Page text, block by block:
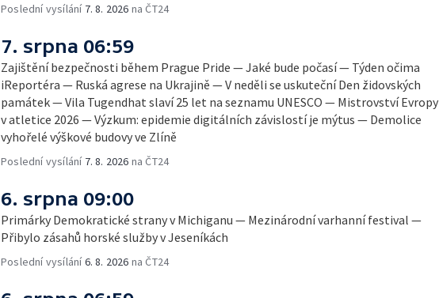
Poslední vysílání 7. 8. 2026 na ČT24
7. srpna 06:59
Zajištění bezpečnosti během Prague Pride — Jaké bude počasí — Týden očima
iReportéra — Ruská agrese na Ukrajině — V neděli se uskuteční Den židovských
památek — Vila Tugendhat slaví 25 let na seznamu UNESCO — Mistrovství Evropy
v atletice 2026 — Výzkum: epidemie digitálních závislostí je mýtus — Demolice
vyhořelé výškové budovy ve Zlíně
Poslední vysílání 7. 8. 2026 na ČT24
6. srpna 09:00
Primárky Demokratické strany v Michiganu — Mezinárodní varhanní festival —
Přibylo zásahů horské služby v Jeseníkách
Poslední vysílání6. 8. 2026 na ČT24